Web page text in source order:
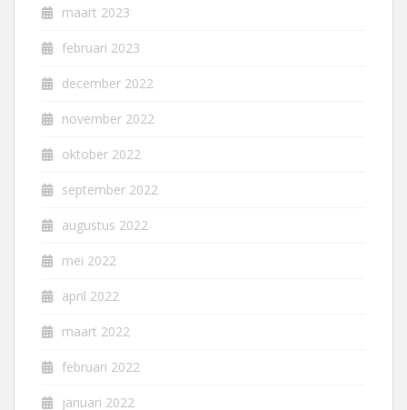
maart 2023
februari 2023
december 2022
november 2022
oktober 2022
september 2022
augustus 2022
mei 2022
april 2022
maart 2022
februari 2022
januari 2022